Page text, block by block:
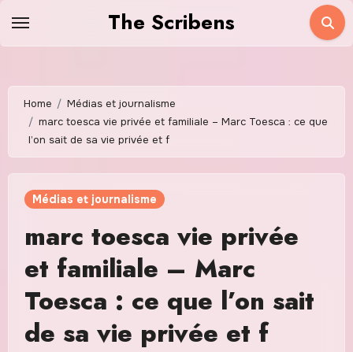
The Scribens
Home
Médias et journalisme
marc toesca vie privée et familiale – Marc Toesca : ce que
l’on sait de sa vie privée et f
Médias et journalisme
marc toesca vie privée
et familiale – Marc
Toesca : ce que l’on sait
de sa vie privée et f